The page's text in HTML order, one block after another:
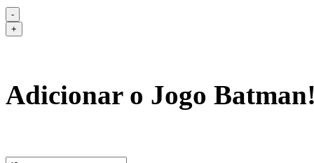
Adicionar o Jogo